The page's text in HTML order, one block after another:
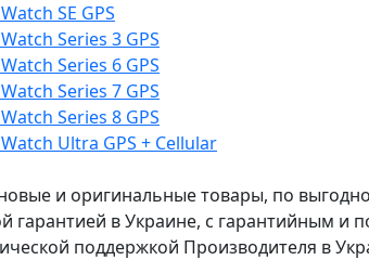
SE GPS
Series 3 GPS
Series 6 GPS
Series 7 GPS
Series 8 GPS
Ultra GPS + Cellular
и оригинальные товары, по
гарантией в Украине, с гарантийным и
поддержкой Производителя в